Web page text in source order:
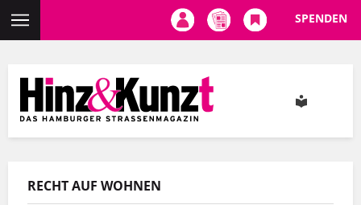
Inhalt
SPENDEN
RECHT AUF WOHNEN